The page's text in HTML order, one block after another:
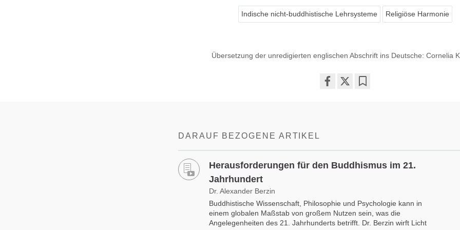
Indische nicht-buddhistische Lehrsysteme Religiöse Harmonie
Übersetzung der unredigierten englischen Abschrift ins Deutsche: Cornelia
DARAUF BEZOGENE ARTIKEL
Herausforderungen für den Buddhismus im 21.
Jahrhundert
Dr. Alexander Berzin
Buddhistische Wissenschaft, Philosophie und Psychologie kann in
einem globalen Maßstab von großem Nutzen sein, was die
Angelegenheiten des 21. Jahrhunderts betrifft. Dr. Berzin wirft Licht